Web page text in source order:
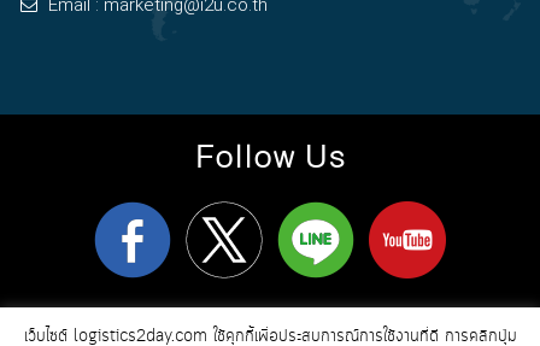
Email : marketing@i2u.co.th
Follow Us
Copyright 2026logistics2day.com© All Rights Reserved
เว็บไซต์ logistics2day.com ใช้คุกกี้เพื่อประสบการณ์การใช้งานที่ดี การคลิกปุ่ม